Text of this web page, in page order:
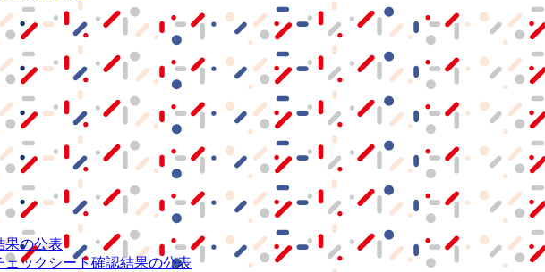
果の公表
ックシート確認結果の公表